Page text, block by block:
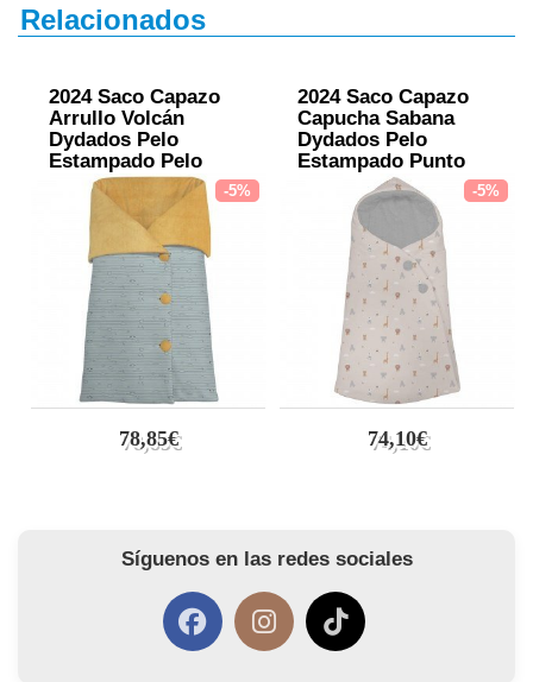
Relacionados
2024 Saco Capazo
Arrullo Volcán
Dydados Pelo
Estampado Pelo
Mostaza
-5%
78,85€
2024 Saco Capazo
Capucha Sabana
Dydados Pelo
Estampado Punto
-5%
74,10€
Síguenos en las redes sociales